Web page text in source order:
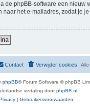
de phpBB-software een nieuw
naar het e-mailadres, zodat je
Verwijder cookies
Contact
phpBB® Forum Software © phpBB
vertaling doorphpBB.nl
| Gebruikersvoorwaarden